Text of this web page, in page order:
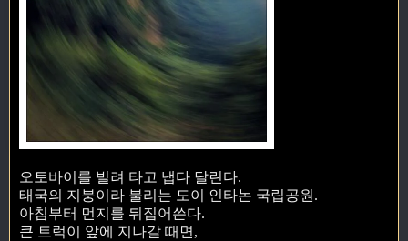
오토바이를 빌려 타고 냅다 달린다.
태국의 지붕이라 불리는 도이 인타논 국립공원.
아침부터 먼지를 뒤집어쓴다.
큰 트럭이 앞에 지나갈 때면,